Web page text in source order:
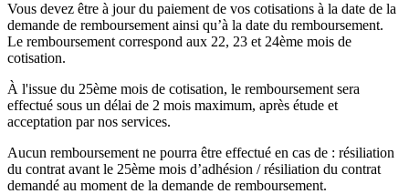
Vous devez être à jour du paiement de vos cotisations à la date de la
demande de remboursement ainsi qu’à la date du remboursement.
Le remboursement correspond aux 22, 23 et 24ème mois de
cotisation.
À l'issue du 25ème mois de cotisation, le remboursement sera
effectué sous un délai de 2 mois maximum, après étude et
acceptation par nos services.
Aucun remboursement ne pourra être effectué en cas de : résiliation
du contrat avant le 25ème mois d’adhésion / résiliation du contrat
demandé au moment de la demande de remboursement.